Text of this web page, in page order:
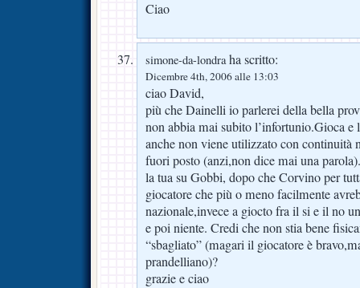
Ciao
simone-da-londraha scritto:
Dicembre 4th, 2006 alle 13:03
ciao David,
più che Dainelli io parlerei della bella
non abbia mai subito l’infortunio.Gioca e
anche non viene utilizzato con continuità
fuori posto (anzi,non dice mai una
la tua su Gobbi, dopo che Corvino per
giocatore che più o meno facilmente
nazionale,invece a giocto fra il si e il no
e poi niente. Credi che non stia bene
“sbagliato” (magari il giocatore è
prandelliano)?
grazie e ciao